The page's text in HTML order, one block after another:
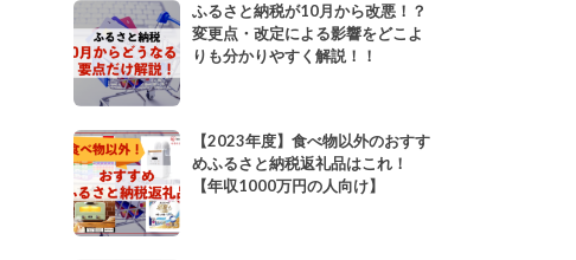
ふるさと納税が10月から改悪！？
変更点・改定による影響をどこよ
りも分かりやすく解説！！
【2023年度】食べ物以外のおすす
めふるさと納税返礼品はこれ！
【年収1000万円の人向け】